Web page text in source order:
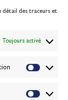
détail des traceurs et
Toujours activé